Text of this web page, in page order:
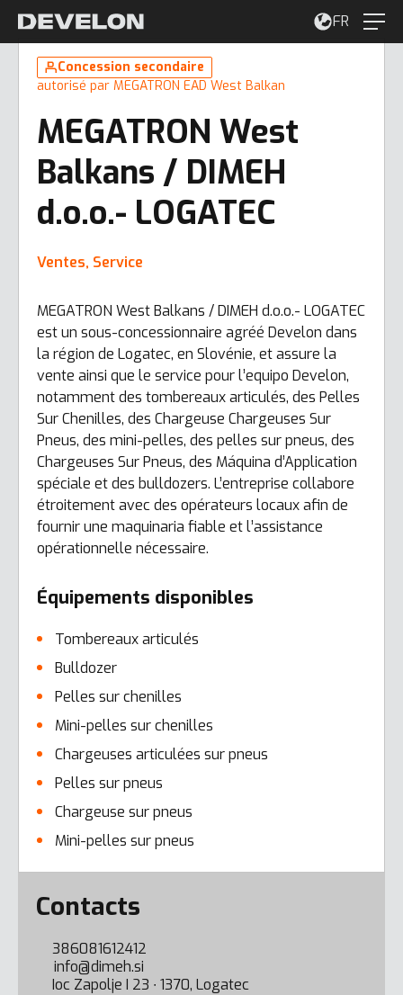
FR
Concession secondaire
autorisé par MEGATRON EAD West Balkan
MEGATRON West
Balkans / DIMEH
d.o.o.- LOGATEC
Ventes, Service
MEGATRON West Balkans / DIMEH d.o.o.- LOGATEC
est un sous-concessionnaire agréé Develon dans
la région de Logatec, en Slovénie, et assure la
vente ainsi que le service pour l’equipo Develon,
notamment des tombereaux articulés, des Pelles
Sur Chenilles, des Chargeuse Chargeuses Sur
Pneus, des mini-pelles, des pelles sur pneus, des
Chargeuses Sur Pneus, des Máquina d’Application
spéciale et des bulldozers. L’entreprise collabore
étroitement avec des opérateurs locaux afin de
fournir une maquinaria fiable et l’assistance
opérationnelle nécessaire.
Équipements disponibles
Tombereaux articulés
Bulldozer
Pelles sur chenilles
Mini-pelles sur chenilles
Chargeuses articulées sur pneus
Pelles sur pneus
Chargeuse sur pneus
Mini-pelles sur pneus
Error here
Contacts
386081612412
info@dimeh.si
Ioc Zapolje I 23 ∙ 1370, Logatec